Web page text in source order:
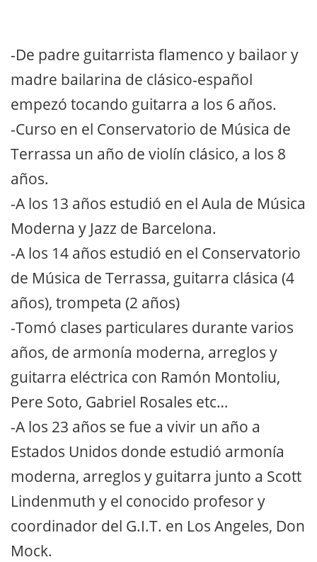
-De padre guitarrista flamenco y bailaor y
madre bailarina de clásico-español
empezó tocando guitarra a los 6 años.
-Curso en el Conservatorio de Música de
Terrassa un año de violín clásico, a los 8
años.
-A los 13 años estudió en el Aula de Música
Moderna y Jazz de Barcelona.
-A los 14 años estudió en el Conservatorio
de Música de Terrassa, guitarra clásica (4
años), trompeta (2 años)
-Tomó clases particulares durante varios
años, de armonía moderna, arreglos y
guitarra eléctrica con Ramón Montoliu,
Pere Soto, Gabriel Rosales etc…
-A los 23 años se fue a vivir un año a
Estados Unidos donde estudió armonía
moderna, arreglos y guitarra junto a Scott
Lindenmuth y el conocido profesor y
coordinador del G.I.T. en Los Angeles, Don
Mock.